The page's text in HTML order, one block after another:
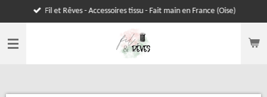
au
contenu
Fil et Rêves - Accessoires tissu - Fait main en France (Oise)